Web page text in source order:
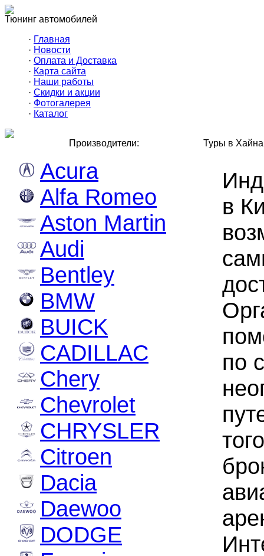
Тюнинг автомобилей
· Главная
· Новости
· Оплата и Доставка
· Карта сайта
· Наши работы
· Скидки и акции
· Фотогалерея
· Каталог
Производители:
Acura
Alfa Romeo
Aston Martin
Audi
Bentley
BMW
BUICK
CADILLAC
Chery
Chevrolet
CHRYSLER
Citroen
Dacia
Daewoo
DODGE
Туры в
в
по